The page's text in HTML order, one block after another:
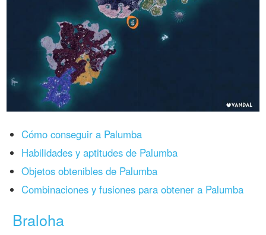
Cómo conseguir a Palumba
Habilidades y aptitudes de Palumba
Objetos obtenibles de Palumba
Combinaciones y fusiones para obtener a Palumba
Braloha